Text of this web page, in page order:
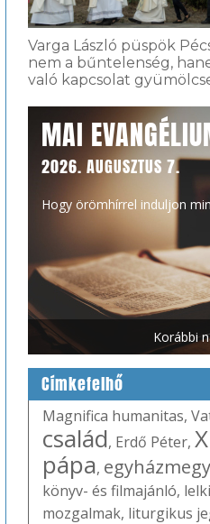
Varga László püspök
nem a bűntelenség,
való kapcsolat
MAI
2026. AUGUSZTUS 7.
Hogy örömhírrel induljon
Korábbi
Címkefelhő
Magnifica humanitas,
család, Erdő Péter,
pápa,
könyv- és filmajánló,
mozgalmak, liturgikus